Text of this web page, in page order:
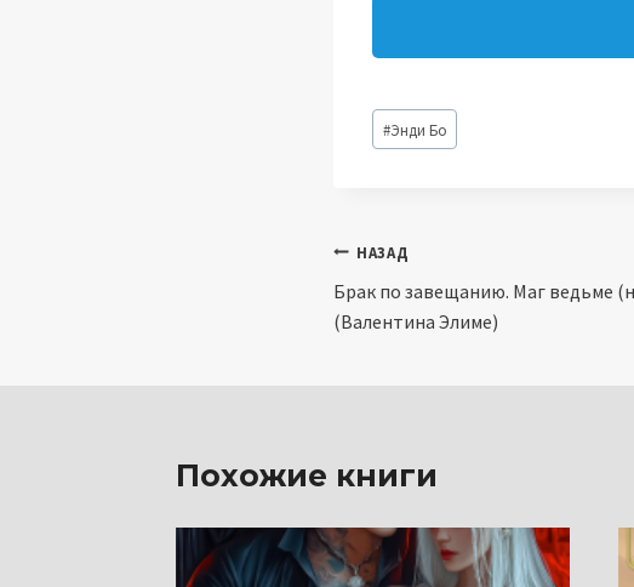
Метки
записи:
#Энди Бо
Навигация
по
НАЗАД
Брак по завещанию. Маг ведьме
(Валентина Элиме)
Похожие книги